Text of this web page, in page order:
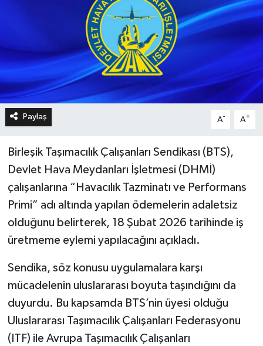
Paylaş A- A+
Birleşik Taşımacılık Çalışanları Sendikası (BTS),
Devlet Hava Meydanları İşletmesi (DHMİ)
çalışanlarına “Havacılık Tazminatı ve Performans
Primi” adı altında yapılan ödemelerin adaletsiz
olduğunu belirterek, 18 Şubat 2026 tarihinde iş
üretmeme eylemi yapılacağını açıkladı.
Sendika, söz konusu uygulamalara karşı
mücadelenin uluslararası boyuta taşındığını da
duyurdu. Bu kapsamda BTS’nin üyesi olduğu
Uluslararası Taşımacılık Çalışanları Federasyonu
(ITF) ile Avrupa Taşımacılık Çalışanları